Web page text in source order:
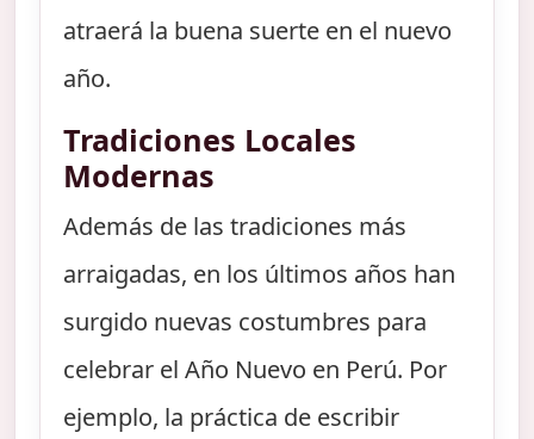
atraerá la buena suerte en el nuevo
año.
Tradiciones Locales
Modernas
Además de las tradiciones más
arraigadas, en los últimos años han
surgido nuevas costumbres para
celebrar el Año Nuevo en Perú. Por
ejemplo, la práctica de escribir